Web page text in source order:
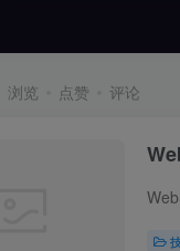
浏览 点赞 评论